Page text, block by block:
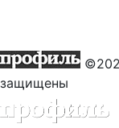
защищены